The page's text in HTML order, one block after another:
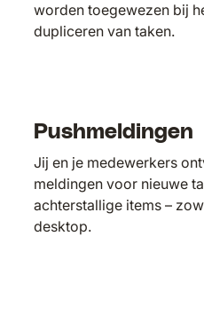
worden toegewezen bij
dupliceren van taken.
Pushmeldingen
Jij en je medewerkers
meldingen voor nieuwe
achterstallige items –
desktop.